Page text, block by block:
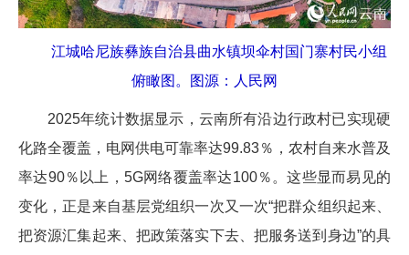
江城哈尼族彝族自治县曲水镇坝伞村国门寨村民小组
俯瞰图。图源：人民网
2025年统计数据显示，云南所有沿边行政村已实现硬
化路全覆盖，电网供电可靠率达99.83％，农村自来水普及
率达90％以上，5G网络覆盖率达100％。这些显而易见的
变化，正是来自基层党组织一次又一次“把群众组织起来、
把资源汇集起来、把政策落实下去、把服务送到身边”的具